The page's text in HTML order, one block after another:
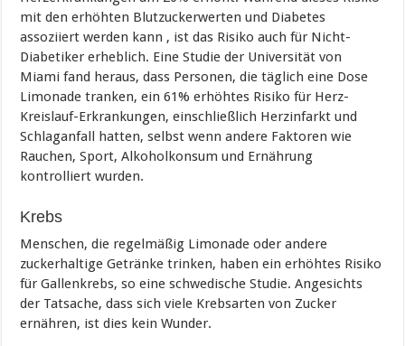
mit den erhöhten Blutzuckerwerten und Diabetes
assoziiert werden kann , ist das Risiko auch für Nicht-
Diabetiker erheblich. Eine Studie der Universität von
Miami fand heraus, dass Personen, die täglich eine Dose
Limonade tranken, ein 61% erhöhtes Risiko für Herz-
Kreislauf-Erkrankungen, einschließlich Herzinfarkt und
Schlaganfall hatten, selbst wenn andere Faktoren wie
Rauchen, Sport, Alkoholkonsum und Ernährung
kontrolliert wurden.
Krebs
Menschen, die regelmäßig Limonade oder andere
zuckerhaltige Getränke trinken, haben ein erhöhtes Risiko
für Gallenkrebs, so eine schwedische Studie. Angesichts
der Tatsache, dass sich viele Krebsarten von Zucker
ernähren, ist dies kein Wunder.